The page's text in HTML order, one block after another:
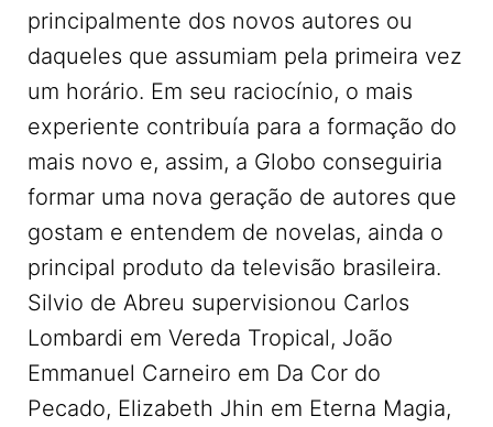
principalmente dos novos autores ou
daqueles que assumiam pela primeira vez
um horário. Em seu raciocínio, o mais
experiente contribuía para a formação do
mais novo e, assim, a Globo conseguiria
formar uma nova geração de autores que
gostam e entendem de novelas, ainda o
principal produto da televisão brasileira.
Silvio de Abreu supervisionou Carlos
Lombardi em Vereda Tropical, João
Emmanuel Carneiro em Da Cor do
Pecado, Elizabeth Jhin em Eterna Magia,